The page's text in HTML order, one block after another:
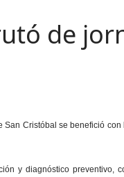
de
Cristóbal se benefició con
y diagnóstico preventivo,